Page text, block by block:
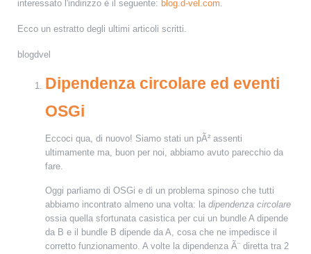
interessato l'indirizzo è il seguente: blog.d-vel.com.
Ecco un estratto degli ultimi articoli scritti.
blogdvel
Dipendenza circolare ed eventi
OSGi
Eccoci qua, di nuovo! Siamo stati un pÃ² assenti
ultimamente ma, buon per noi, abbiamo avuto parecchio da
fare.
Oggi parliamo di OSGi e di un problema spinoso che tutti
abbiamo incontrato almeno una volta: la dipendenza circolare
ossia quella sfortunata casistica per cui un bundle A dipende
da B e il bundle B dipende da A, cosa che ne impedisce il
corretto funzionamento. A volte la dipendenza Ã¨ diretta tra 2